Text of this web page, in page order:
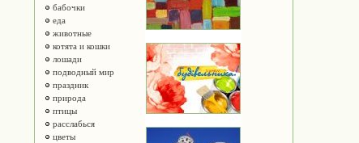
бабочки
еда
животные
котята и кошки
лошади
подводный мир
праздник
природа
птицы
расслабься
цветы